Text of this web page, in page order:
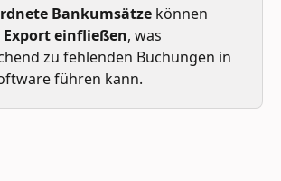
Bankumsätze können
einfließen, was
zu fehlenden Buchungen in
führen kann.